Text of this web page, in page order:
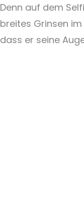
Denn auf dem
breites Grinsen
dass er seine